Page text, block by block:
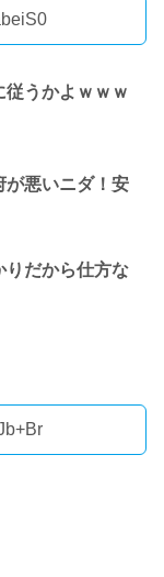
うかよｗｗｗ
が悪いニダ！安
りだから仕方な